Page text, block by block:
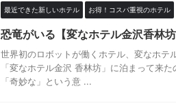
最近できた新しいホテル お得！コスパ重視のホテル
恐竜がいる【変なホテル金沢香林
世界初のロボットが働くホテル、変なホテ
「変なホテル金沢 香林坊」に泊まって来
「奇妙な」という意 ...